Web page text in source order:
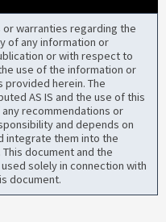
warranties regarding the
of any information or
or with respect to
use of the information or
herein. The
AS IS and the use of this
recommendations or
and depends on
integrate them into the
document and the
solely in connection with
document.